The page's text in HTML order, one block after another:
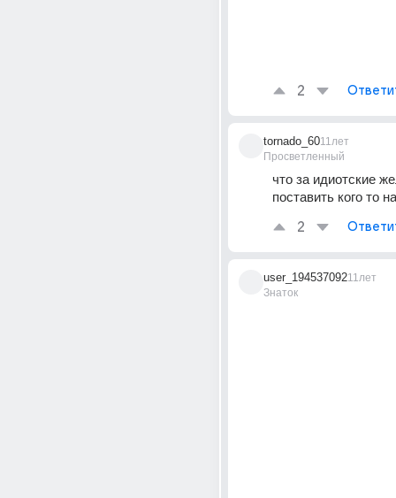
2
tornado_60
Просветленный
11лет
что за идиотские
поставить кого то
2
user_194537092
Знаток
11лет